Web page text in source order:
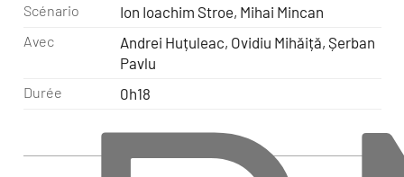
Scénario Ion Ioachim Stroe, Mihai Mincan
Avec
Andrei Huțuleac, Ovidiu Mihăiță, Șerban
Pavlu
Durée 0h18